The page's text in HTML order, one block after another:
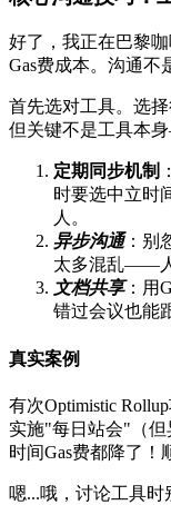
好了，我正在巴黎
Gas费成本。沟通不
首先选对工具。选择
但关键不是工具本
定期同步机制
时要选中立时
人。
异步沟通：别
太多混乱——人
文档共享：用
错过会议也能
真实案例
有次Optimistic
实施"每日站会"（
时间Gas费都降了！
嗯...哦，讨论工具